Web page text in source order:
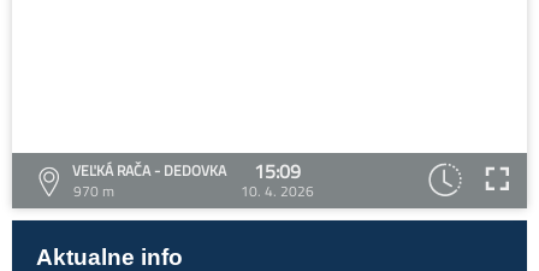
VEĽKÁ RAČA - DEDOVKA
970 m
15:09
10. 4. 2026
Aktualne info